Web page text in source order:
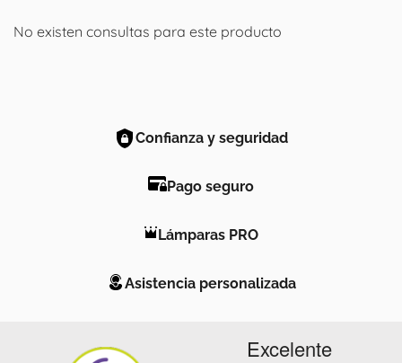
No existen consultas para este producto
Confianza y seguridad
Pago seguro
Lámparas PRO
Asistencia personalizada
Excelente